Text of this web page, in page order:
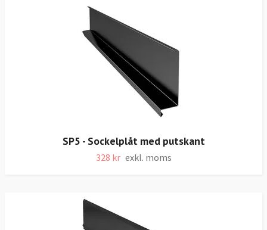
SP5 - Sockelplåt med putskant
328 kr exkl. moms